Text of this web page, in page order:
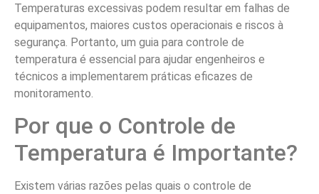
Temperaturas excessivas podem resultar em falhas de
equipamentos, maiores custos operacionais e riscos à
segurança. Portanto, um guia para controle de
temperatura é essencial para ajudar engenheiros e
técnicos a implementarem práticas eficazes de
monitoramento.
Por que o Controle de
Temperatura é Importante?
Existem várias razões pelas quais o controle de